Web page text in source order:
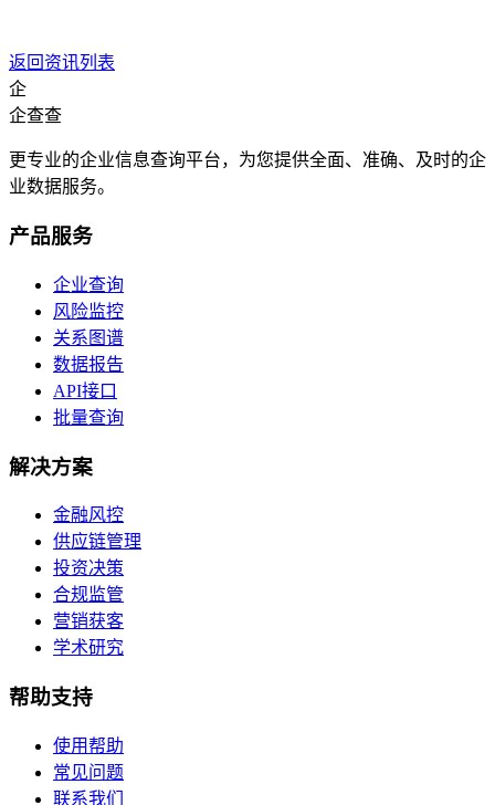
返回资讯列表
企
企查查
更专业的企业信息查询平台，为您提供全面、准确、及时的企
业数据服务。
产品服务
企业查询
风险监控
关系图谱
数据报告
API接口
批量查询
解决方案
金融风控
供应链管理
投资决策
合规监管
营销获客
学术研究
帮助支持
使用帮助
常见问题
联系我们